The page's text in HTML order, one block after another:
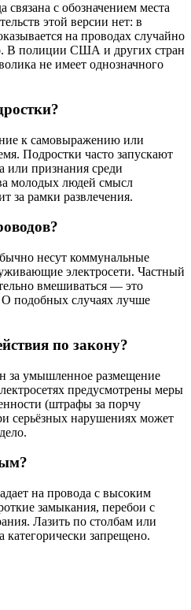
связана с обозначением места
этой версии нет: в
на проводах случайно
В полиции США и других стран
не имеет однозначного
к самовыражению или
Подростки часто запускают
или признания среди
молодых людей смысл
за рамки развлечения.
несут коммунальные
электросети. Частный
вмешиваться — это
О подобных случаях лучше
по закону?
за умышленное размещение
предусмотрены меры
(штрафы за порчу
серьёзных нарушениях может
на провода с высоким
замыкания, перебои с
Лазить по столбам или
категорически запрещено.